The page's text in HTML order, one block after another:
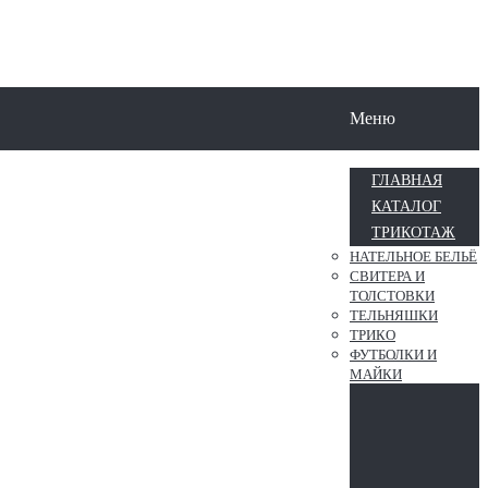
Меню
ГЛАВНАЯ
КАТАЛОГ
ТРИКОТАЖ
НАТЕЛЬНОЕ БЕЛЬЁ
СВИТЕРА И
ТОЛСТОВКИ
ТЕЛЬНЯШКИ
ТРИКО
ФУТБОЛКИ И
МАЙКИ